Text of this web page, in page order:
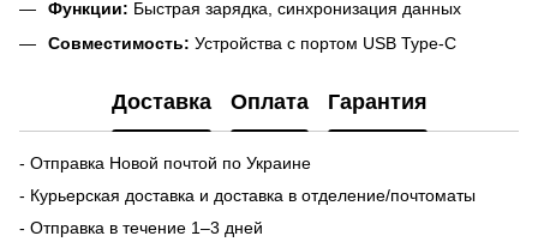
Функции: Быстрая зарядка, синхронизация данных
Совместимость: Устройства с портом USB Type-C
Доставка Оплата Гарантия
- Отправка Новой почтой по Украине
- Курьерская доставка и доставка в отделение/почтоматы
- Отправка в течение 1–3 дней